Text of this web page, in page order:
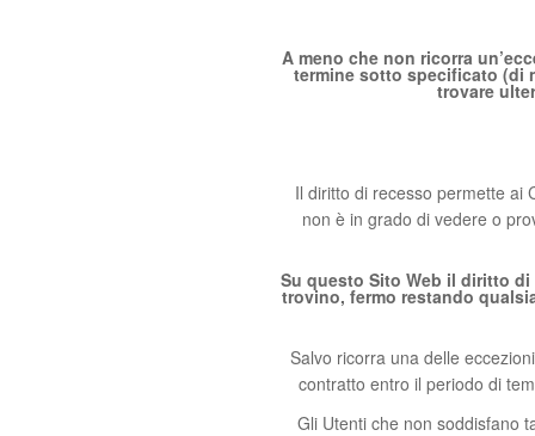
A meno che non ricorra
termine sotto specificato (di
trovare
Il diritto di recesso permette ai
non è in grado di vedere o
Su questo Sito Web il diritto
trovino, fermo restando
Salvo ricorra una delle
contratto entro il periodo di
Gli Utenti che non soddisfano